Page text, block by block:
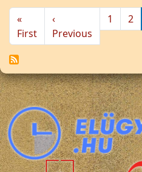
Oldalszámozás
«
FirstElső oldal
‹
Previous Előző oldal
1 2